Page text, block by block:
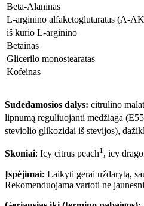
Beta-Alaninas
L-arginino alfaketoglutaratas (A-
iš kurio L-arginino
Betainas
Glicerilo monostearatas
Kofeinas
Sudedamosios dalys: citrulino
lipnumą reguliuojanti medžiaga
steviolio glikozidai iš stevijos),
Skoniai: Icy citrus peach1, icy
Įspėjimai: Laikyti gerai uždarytą,
Rekomenduojama vartoti ne